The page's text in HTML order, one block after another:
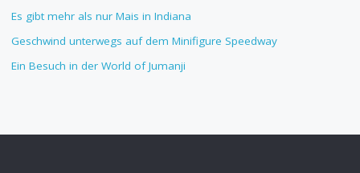
Es gibt mehr als nur Mais in Indiana
Geschwind unterwegs auf dem Minifigure Speedway
Ein Besuch in der World of Jumanji